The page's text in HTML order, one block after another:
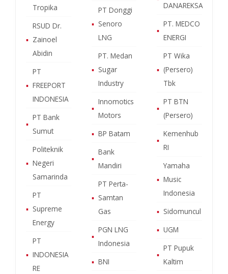
Tropika
▪
RSUD Dr.
Zainoel
Abidin
▪
PT
FREEPORT
INDONESIA
▪
PT Bank
Sumut
▪
Politeknik
Negeri
Samarinda
▪
PT
Supreme
Energy
▪
PT
INDONESIA
RE
▪
PT Donggi
Senoro
LNG
▪
PT. Medan
Sugar
Industry
▪
Innomotics
Motors
▪ BP Batam
▪
Bank
Mandiri
▪
PT Perta-
Samtan
Gas
▪
PGN LNG
Indonesia
▪ BNI
DANAREKSA
▪
PT. MEDCO
ENERGI
▪
PT Wika
(Persero)
Tbk
▪
PT BTN
(Persero)
▪
Kemenhub
RI
▪
Yamaha
Music
Indonesia
▪ Sidomuncul
▪ UGM
▪
PT Pupuk
Kaltim